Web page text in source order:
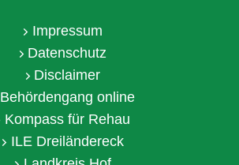
Impressum
Datenschutz
Disclaimer
Behördengang online
Kompass für Rehau
ILE Dreiländereck